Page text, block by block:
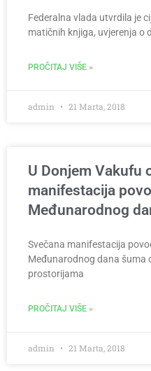
Federalna vlada utvrdila je
matičnih knjiga, uvjerenja o
PROČITAJ VIŠE »
admin 21 Marta, 2018
U Donjem Vakufu
manifestacija
Međunarodnog
Svečana manifestacija
Međunarodnog dana šuma
prostorijama
PROČITAJ VIŠE »
admin 21 Marta, 2018